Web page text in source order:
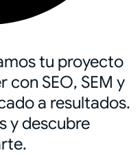
tu proyecto
con SEO, SEM y
a resultados.
y descubre